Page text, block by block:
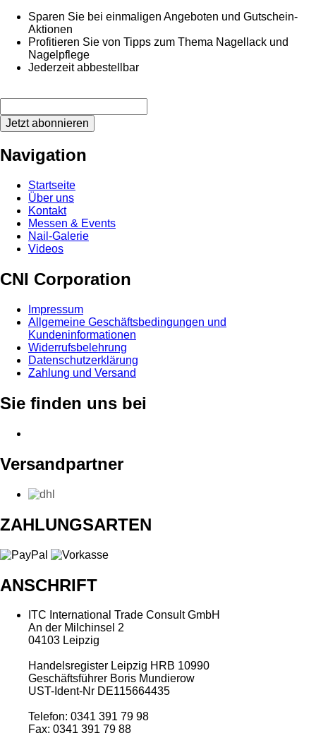
Sparen Sie bei einmaligen Angeboten und Gutschein-
Aktionen
Profitieren Sie von Tipps zum Thema Nagellack und
Nagelpflege
Jederzeit abbestellbar
Jetzt abonnieren
Navigation
Startseite
Über uns
Kontakt
Messen & Events
Nail-Galerie
Videos
CNI Corporation
Impressum
Allgemeine Geschäftsbedingungen und
Kundeninformationen
Widerrufsbelehrung
Datenschutzerklärung
Zahlung und Versand
Sie finden uns bei
Versandpartner
ZAHLUNGSARTEN
ANSCHRIFT
ITC International Trade Consult GmbH
An der Milchinsel 2
04103 Leipzig
Handelsregister Leipzig HRB 10990
Geschäftsführer Boris Mundierow
UST-Ident-Nr DE115664435
Telefon: 0341 391 79 98
Fax: 0341 391 79 88